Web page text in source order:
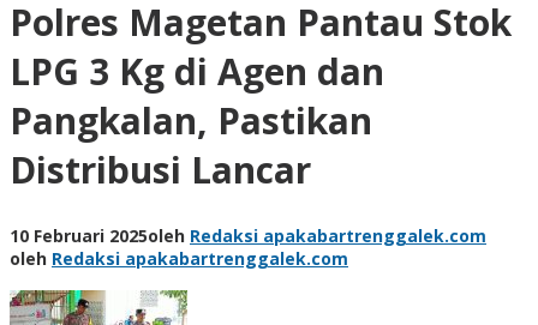
Polres Magetan Pantau Stok
LPG 3 Kg di Agen dan
Pangkalan, Pastikan
Distribusi Lancar
10 Februari 2025oleh Redaksi apakabartrenggalek.com
oleh Redaksi apakabartrenggalek.com